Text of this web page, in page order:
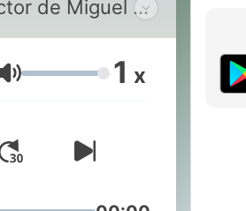
de Miguel e
Volumen 1 x